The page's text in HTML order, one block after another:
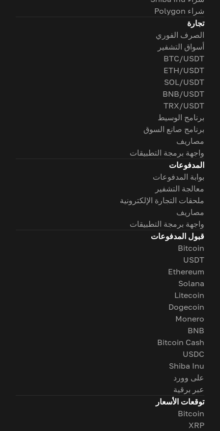
شراء Polygon
تجارة
الصرف الفوري
أسواق التشفير
BTC/USDT
ETH/USDT
SOL/USDT
BNB/USDT
TRX/USDT
برنامج الوسيط
برنامج صانع السوق
مصاريف
واجهة برمجة التطبيقات
المدفوعات
بوابة المدفوعات
معالجة التشفير
ملحقات التجارة الإلكترونية
مصاريف
واجهة برمجة التطبيقات
قبول المدفوعات
Bitcoin
USDT
Ethereum
Solana
Litecoin
Dogecoin
Monero
BNB
Bitcoin Cash
USDC
Shiba Inu
على وورد
عبر برقية
توقعات الأسعار
Bitcoin
XRP